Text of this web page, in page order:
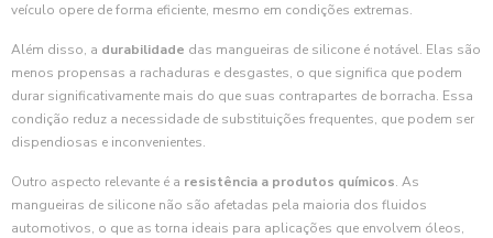
veículo opere de forma eficiente, mesmo em condições extremas.
Além disso, a durabilidade das mangueiras de silicone é notável. Elas são
menos propensas a rachaduras e desgastes, o que significa que podem
durar significativamente mais do que suas contrapartes de borracha. Essa
condição reduz a necessidade de substituições frequentes, que podem ser
dispendiosas e inconvenientes.
Outro aspecto relevante é a resistência a produtos químicos. As
mangueiras de silicone não são afetadas pela maioria dos fluidos
automotivos, o que as torna ideais para aplicações que envolvem óleos,